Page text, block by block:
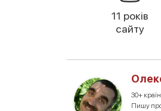
11 років
сайту
30+
Пишу